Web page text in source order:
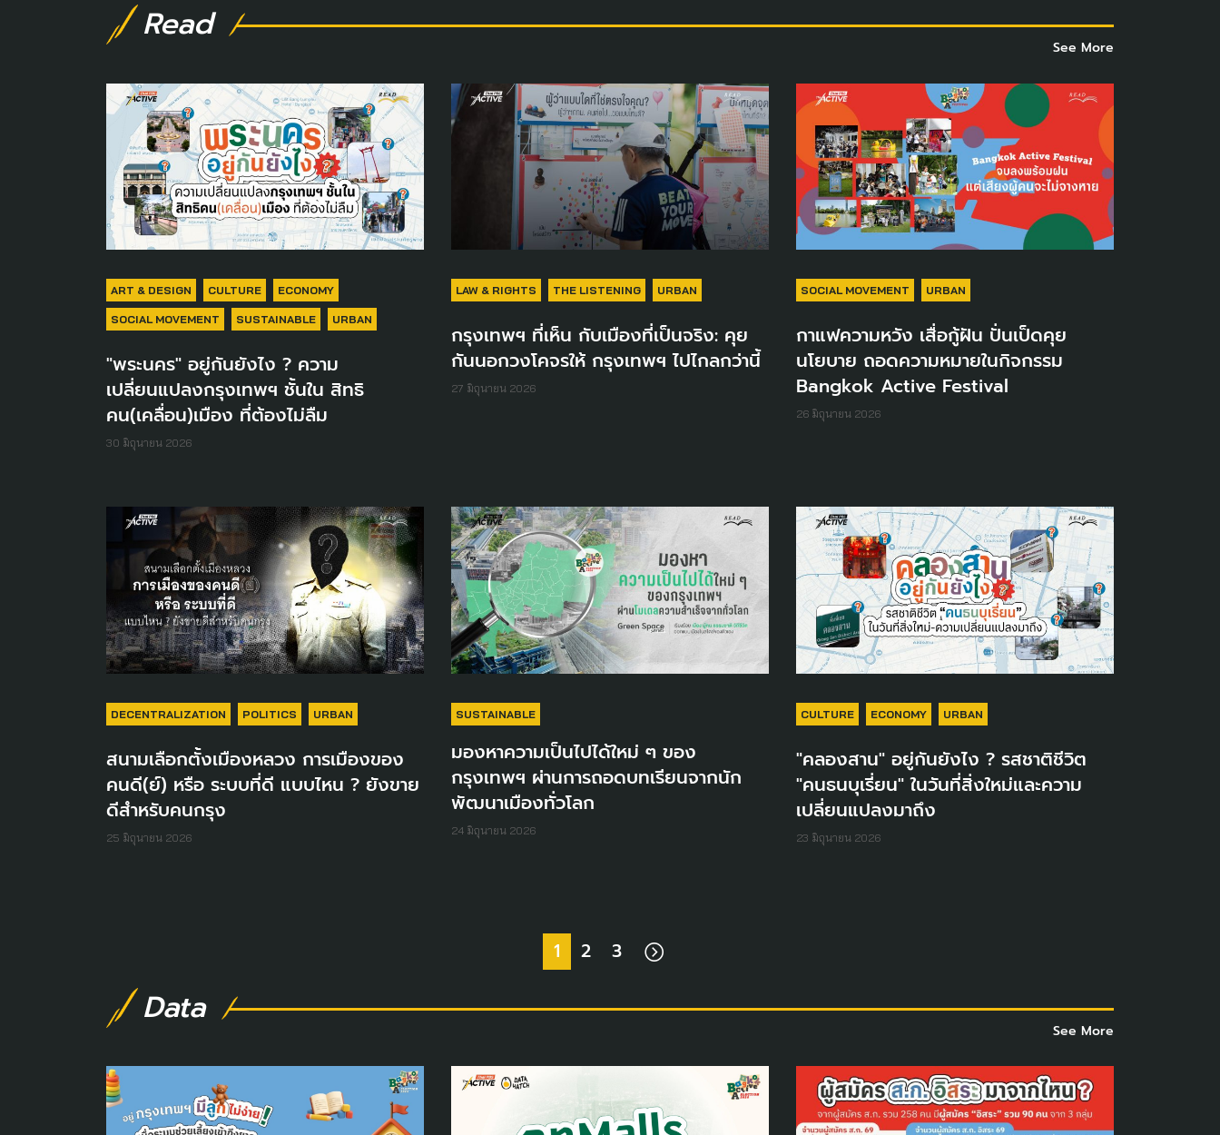
Read
See More
ART & DESIGN CULTURE ECONOMY
SOCIAL MOVEMENT SUSTAINABLE URBAN
"พระนคร" อยู่กันยังไง ? ความ
เปลี่ยนแปลงกรุงเทพฯ ชั้นใน สิทธิ
คน(เคลื่อน)เมือง ที่ต้องไม่ลืม
30 มิถุนายน 2026
LAW & RIGHTS THE LISTENING URBAN
กรุงเทพฯ ที่เห็น กับเมืองที่เป็นจริง: คุย
กันนอกวงโคจรให้ กรุงเทพฯ ไปไกลกว่านี้
27 มิถุนายน 2026
SOCIAL MOVEMENT URBAN
กาแฟความหวัง เสื่อกู้ฝัน ปั่นเป็ดคุย
นโยบาย ถอดความหมายในกิจกรรม
Bangkok Active Festival
26 มิถุนายน 2026
DECENTRALIZATION POLITICS URBAN
สนามเลือกตั้งเมืองหลวง การเมืองของ
คนดี(ย์) หรือ ระบบที่ดี แบบไหน ? ยังขาย
ดีสำหรับคนกรุง
25 มิถุนายน 2026
SUSTAINABLE
มองหาความเป็นไปได้ใหม่ ๆ ของ
กรุงเทพฯ ผ่านการถอดบทเรียนจากนัก
พัฒนาเมืองทั่วโลก
24 มิถุนายน 2026
CULTURE ECONOMY URBAN
"คลองสาน" อยู่กันยังไง ? รสชาติชีวิต
"คนธนบุเรี่ยน" ในวันที่สิ่งใหม่และความ
เปลี่ยนแปลงมาถึง
23 มิถุนายน 2026
1 2 3
Data
See More